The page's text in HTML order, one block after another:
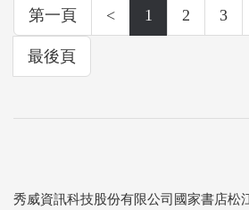
第一頁 < 1 2 3
最後頁
秀威資訊科技股份有限公司國家書店松